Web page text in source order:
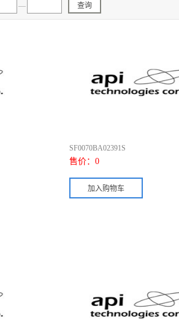
— 查询
SF0070BA02391S
售价： 0